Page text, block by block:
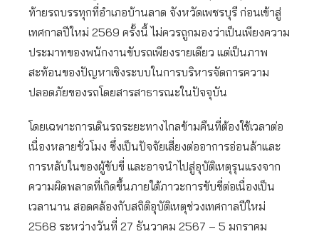
ท้ายรถบรรทุกที่อำเภอบ้านลาด จังหวัดเพชรบุรี ก่อนเข้าสู่
เทศกาลปีใหม่ 2569 ครั้งนี้ ไม่ควรถูกมองว่าเป็นเพียงความ
ประมาทของพนักงานขับรถเพียงรายเดียว แต่เป็นภาพ
สะท้อนของปัญหาเชิงระบบในการบริหารจัดการความ
ปลอดภัยของรถโดยสารสาธารณะในปัจจุบัน
โดยเฉพาะการเดินรถระยะทางไกลข้ามคืนที่ต้องใช้เวลาต่อ
เนื่องหลายชั่วโมง ซึ่งเป็นปัจจัยเสี่ยงต่ออาการอ่อนล้าและ
การหลับในของผู้ขับขี่ และอาจนำไปสู่อุบัติเหตุรุนแรงจาก
ความผิดพลาดที่เกิดขึ้นภายใต้ภาวะการขับขี่ต่อเนื่องเป็น
เวลานาน สอดคล้องกับสถิติอุบัติเหตุช่วงเทศกาลปีใหม่
2568 ระหว่างวันที่ 27 ธันวาคม 2567 – 5 มกราคม